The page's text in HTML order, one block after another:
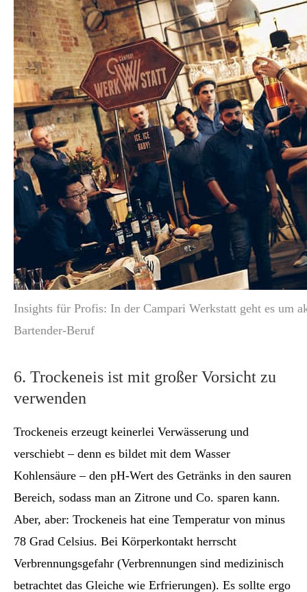
Insights für Profis: In der Campari Werkstatt geht es um
Bartender-Beruf
6. Trockeneis ist mit großer Vorsicht zu
verwenden
Trockeneis erzeugt keinerlei Verwässerung und
verschiebt – denn es bildet mit dem Wasser
Kohlensäure – den pH-Wert des Getränks in den sauren
Bereich, sodass man an Zitrone und Co. sparen kann.
Aber, aber: Trockeneis hat eine Temperatur von minus
78 Grad Celsius. Bei Körperkontakt herrscht
Verbrennungsgefahr (Verbrennungen sind medizinisch
betrachtet das Gleiche wie Erfrierungen). Es sollte ergo